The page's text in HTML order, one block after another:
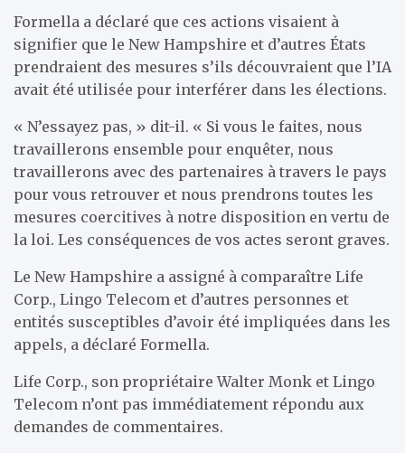
Formella a déclaré que ces actions visaient à
signifier que le New Hampshire et d’autres États
prendraient des mesures s’ils découvraient que l’IA
avait été utilisée pour interférer dans les élections.
« N’essayez pas, » dit-il. « Si vous le faites, nous
travaillerons ensemble pour enquêter, nous
travaillerons avec des partenaires à travers le pays
pour vous retrouver et nous prendrons toutes les
mesures coercitives à notre disposition en vertu de
la loi. Les conséquences de vos actes seront graves.
Le New Hampshire a assigné à comparaître Life
Corp., Lingo Telecom et d’autres personnes et
entités susceptibles d’avoir été impliquées dans les
appels, a déclaré Formella.
Life Corp., son propriétaire Walter Monk et Lingo
Telecom n’ont pas immédiatement répondu aux
demandes de commentaires.